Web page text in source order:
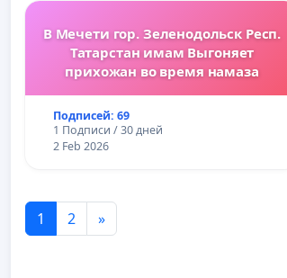
В Мечети гор. Зеленодольск Респ.
Татарстан имам Выгоняет
прихожан во время намаза
Подписей: 69
1 Подписи / 30 дней
2 Feb 2026
1 2 »